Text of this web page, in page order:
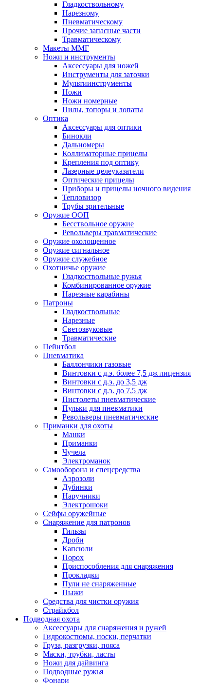
Гладкоствольному
Нарезному
Пневматическому
Прочие запасные части
Травматическому
Макеты ММГ
Ножи и инструменты
Аксессуары для ножей
Инструменты для заточки
Мультиинструменты
Ножи
Ножи номерные
Пилы, топоры и лопаты
Оптика
Аксессуары для оптики
Бинокли
Дальномеры
Коллиматорные прицелы
Крепления под оптику
Лазерные целеуказатели
Оптические прицелы
Приборы и прицелы ночного видения
Тепловизор
Трубы зрительные
Оружие ООП
Бесствольное оружие
Револьверы травматические
Оружие охолощенное
Оружие сигнальное
Оружие служебное
Охотничье оружие
Гладкоствольные ружья
Комбинированное оружие
Нарезные карабины
Патроны
Гладкоствольные
Нарезные
Светозвуковые
Травматические
Пейнтбол
Пневматика
Баллончики газовые
Винтовки с д.э. более 7,5 дж лицензия
Винтовки с д.э. до 3,5 дж
Винтовки с д.э. до 7,5 дж
Пистолеты пневматические
Пульки для пневматики
Револьверы пневматические
Приманки для охоты
Манки
Приманки
Чучела
Электроманок
Самооборона и спецсредства
Аэрозоли
Дубинки
Наручники
Электрошоки
Сейфы оружейные
Снаряжение для патронов
Гильзы
Дроби
Капсюли
Порох
Приспособления для снаряжения
Прокладки
Пули не снаряженные
Пыжи
Средства для чистки оружия
Страйкбол
Подводная охота
Аксессуары для снаряжения и ружей
Гидрокостюмы, носки, перчатки
Груза, разгрузки, пояса
Маски, трубки, ласты
Ножи для дайвинга
Подводные ружья
Фонари